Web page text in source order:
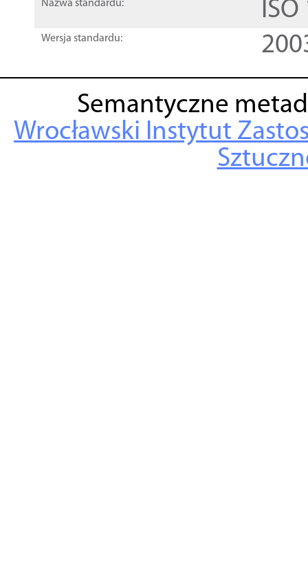
Nazwa standardu:
Wersja standardu:
Semantyczne
Wrocławski Instytut